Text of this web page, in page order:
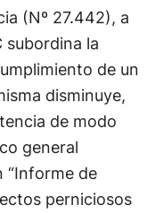
(Nº 27.442), a
subordina la
de un
disminuye,
de modo
general
“Informe de
perniciosos